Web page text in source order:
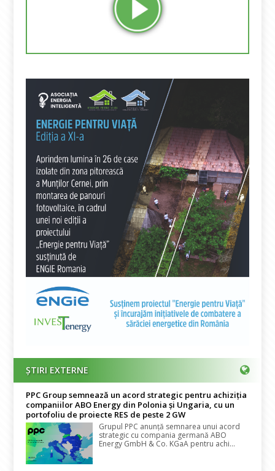
ȘTIRI EXTERNE
PPC Group semnează un acord strategic pentru achiziția
companiilor ABO Energy din Polonia și Ungaria, cu un
portofoliu de proiecte RES de peste 2 GW
Grupul PPC anunță semnarea unui acord
strategic cu compania germană ABO
Energy GmbH & Co. KGaA pentru achi...